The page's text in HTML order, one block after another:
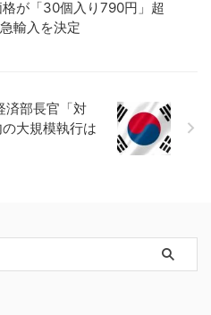
格が「30個入り790円」超
輸入を決定
済部長官「対
大規模執行は